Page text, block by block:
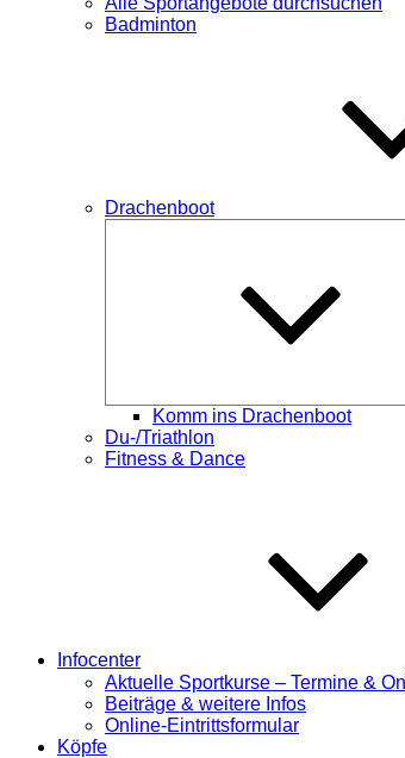
Badminton
Drachenboot
Komm ins Drachenboot
Du-/Triathlon
Fitness & Dance
Infocenter
Aktuelle Sportkurse – Termine &
Beiträge & weitere Infos
Online-Eintrittsformular
Köpfe